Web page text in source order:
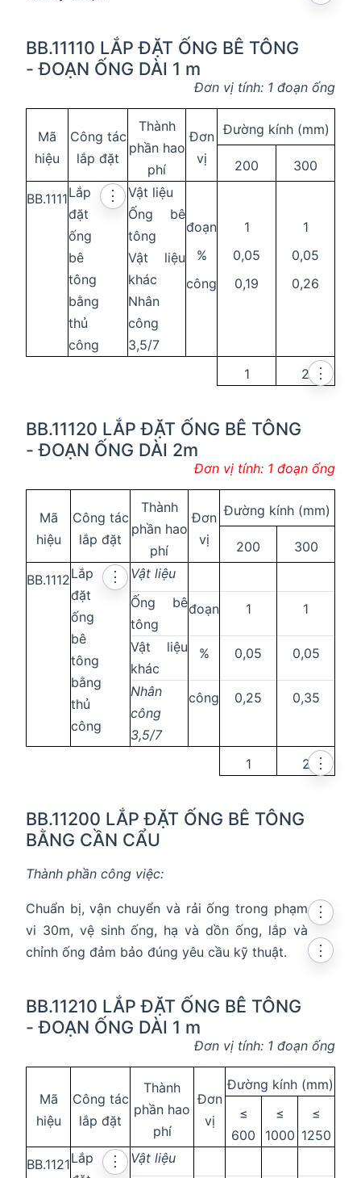
BB.11110 LẮP ĐẶT ỐNG BÊ TÔNG
- ĐOẠN ỐNG DÀI 1 m
Đơn vị tính: 1 đoạn ống
Mã
hiệu
Công tác
lắp đặt
Thành
phần hao
phí
Đơn
vị
Đường kính (mm)
200 300
BB.1111Lắp
đặt
ống
bê
tông
bằng
thủ
công
⋮
Vật liệu
Ống bê
tông
Vật liệu
khác
Nhân
công
3,5/7
đoạn
%
công
1
0,05
0,19
1
0,05
0,26
1 2
BB.11120 LẮP ĐẶT ỐNG BÊ TÔNG
- ĐOẠN ỐNG DÀI 2m
⋮
Đơn vị tính: 1 đoạn ống
Mã
hiệu
Công tác
lắp đặt
Thành
phần hao
phí
Đơn
vị
Đường kính (mm)
200 300
BB.1112Lắp
đặt
ống
bê
tông
bằng
thủ
công
⋮
Vật liệu
Ống bê
tông
đoạn 1 1
Vật liệu
khác
% 0,05 0,05
Nhân
công
3,5/7
công 0,25 0,35
1 2
BB.11200 LẮP ĐẶT ỐNG BÊ TÔNG
BẰNG CẦN CẨU
⋮
Thành phần công việc:
Chuẩn bị, vận chuyển và rải ống trong phạm
vi 30m, vệ sinh ống, hạ và dồn ống, lắp và
chỉnh ống đảm bảo đúng yêu cầu kỹ thuật.
⋮
BB.11210 LẮP ĐẶT ỐNG BÊ TÔNG
- ĐOẠN ỐNG DÀI 1 m
⋮
Đơn vị tính: 1 đoạn ống
Mã
hiệu
Công tác
lắp đặt
Thành
phần hao
phí
Đơn
vị
Đường kính (mm)
≤
600
≤
1000
≤
1250
BB.1121Lắp
⋮ Vật liệu